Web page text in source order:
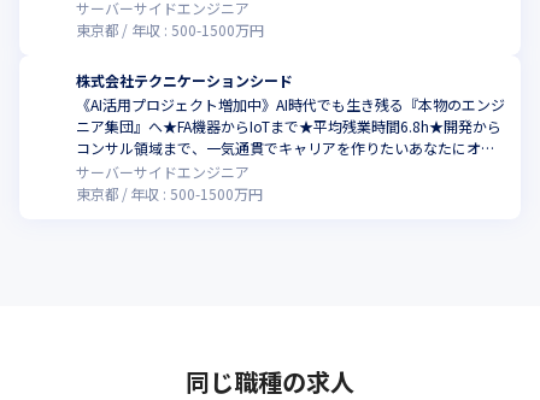
メの環境です！
サーバーサイドエンジニア
東京都
年収 : 500-1500万円
株式会社テクニケーションシード
《AI活用プロジェクト増加中》AI時代でも生き残る『本物のエンジ
ニア集団』へ★FA機器からIoTまで★平均残業時間6.8h★開発から
コンサル領域まで、一気通貫でキャリアを作りたいあなたにオス
スメの環境です！
サーバーサイドエンジニア
東京都
年収 :500-1500万円
同じ職種の求人